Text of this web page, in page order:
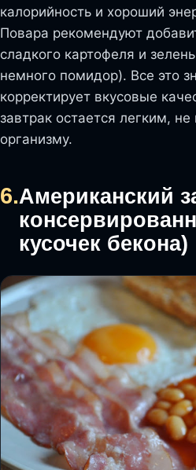
калорийность и хороший
Повара рекомендуют
сладкого картофеля и
немного помидор). Все это
корректирует вкусовые
завтрак остается легким,
организму.
6.Американский
кусочек бекона)